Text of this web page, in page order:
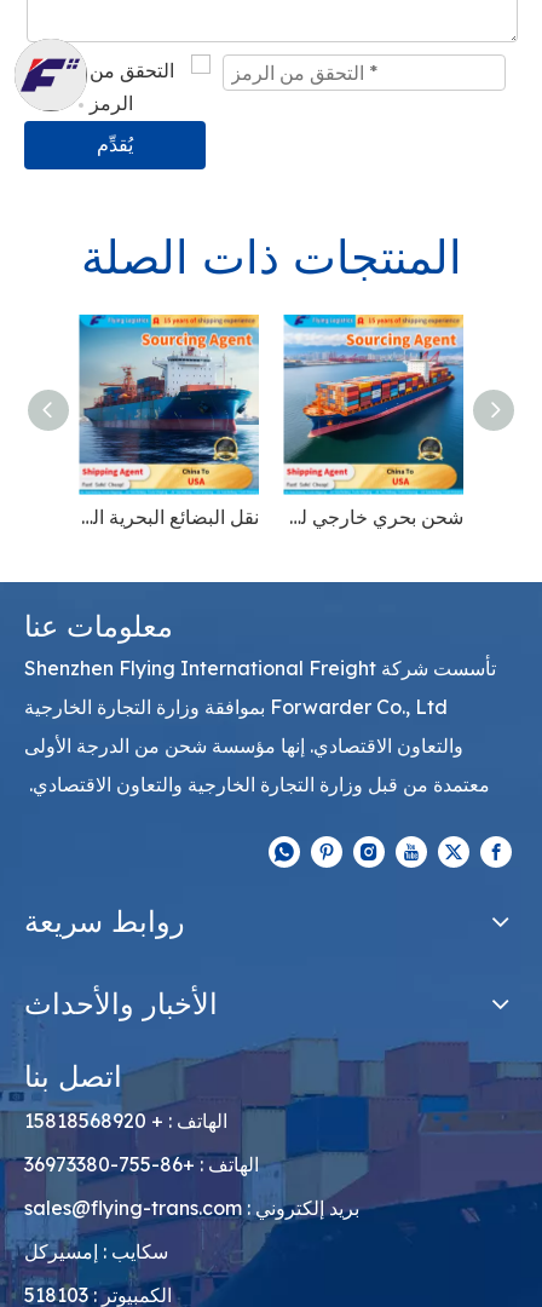
يُقدِّم
المنتجات ذات الصلة
نقل البضائع البحرية العالمية للإلكترونيات من الصين إلى الولايات المتحدة الأمريكية شحن بحري خارجي للأثاث من الصين إلى الولايات المتحدة الأمريكية
معلومات عنا
تأسست شركة Shenzhen Flying International Freight
Forwarder Co., Ltd بموافقة وزارة التجارة الخارجية
والتعاون الاقتصادي. إنها مؤسسة شحن من الدرجة الأولى
معتمدة من قبل وزارة التجارة الخارجية والتعاون الاقتصادي.
روابط سريعة
الأخبار والأحداث
اتصل بنا
الهاتف : + 15818568920
الهاتف : +86-755-36973380
بريد إلكتروني : sales@flying-trans.com
سكايب : إمسيركل
الكمبيوتر : 518103